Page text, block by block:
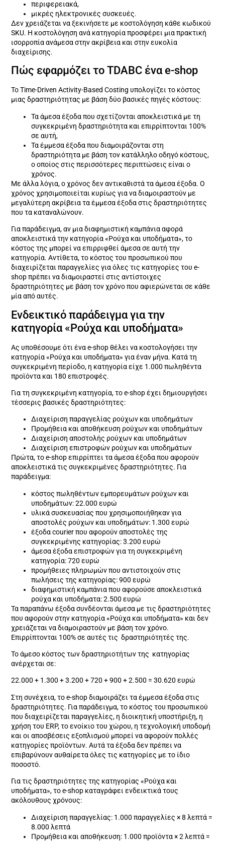
περιφερειακά,
μικρές ηλεκτρονικές συσκευές.
Δεν χρειάζεται να ξεκινήσετε με κοστολόγηση κάθε κωδικού
SKU. Η κοστολόγηση ανά κατηγορία προσφέρει μια πρακτική
ισορροπία ανάμεσα στην ακρίβεια και στην ευκολία
διαχείρισης.
Πώς εφαρμόζει το TDABC ένα e-shop
Το Time-Driven Activity-Based Costing υπολογίζει το κόστος
μιας δραστηριότητας με βάση δύο βασικές πηγές κόστους:
Τα άμεσα έξοδα που σχετίζονται αποκλειστικά με τη
συγκεκριμένη δραστηριότητα και επιρρίπτονται 100%
σε αυτή,
Τα έμμεσα έξοδα που διαμοιράζονται στη
δραστηριότητα με βάση τον κατάλληλο οδηγό κόστους,
ο οποίος στις περισσότερες περιπτώσεις είναι ο
χρόνος.
Με άλλα λόγια, ο χρόνος δεν αντικαθιστά τα άμεσα έξοδα. Ο
χρόνος χρησιμοποιείται κυρίως για να διαμοιραστούν με
μεγαλύτερη ακρίβεια τα έμμεσα έξοδα στις δραστηριότητες
που τα καταναλώνουν.
Για παράδειγμα, αν μια διαφημιστική καμπάνια αφορά
αποκλειστικά την κατηγορία «Ρούχα και υποδήματα», το
κόστος της μπορεί να επιρριφθεί άμεσα σε αυτή την
κατηγορία. Αντίθετα, το κόστος του προσωπικού που
διαχειρίζεται παραγγελίες για όλες τις κατηγορίες του e-
shop πρέπει να διαμοιραστεί στις αντίστοιχες
δραστηριότητες με βάση τον χρόνο που αφιερώνεται σε κάθε
μία από αυτές.
Ενδεικτικό παράδειγμα για την
κατηγορία «Ρούχα και υποδήματα»
Ας υποθέσουμε ότι ένα e-shop θέλει να κοστολογήσει την
κατηγορία «Ρούχα και υποδήματα» για έναν μήνα. Κατά τη
συγκεκριμένη περίοδο, η κατηγορία είχε 1.000 πωληθέντα
προϊόντα και 180 επιστροφές.
Για τη συγκεκριμένη κατηγορία, το e-shop έχει δημιουργήσει
τέσσερις βασικές δραστηριότητες:
Διαχείριση παραγγελίας ρούχων και υποδημάτων
Προμήθεια και αποθήκευση ρούχων και υποδημάτων
Διαχείριση αποστολής ρούχων και υποδημάτων
Διαχείριση επιστροφών ρούχων και υποδημάτων
Πρώτα, το e-shop επιρρίπτει τα άμεσα έξοδα που αφορούν
αποκλειστικά τις συγκεκριμένες δραστηριότητες. Για
παράδειγμα:
κόστος πωληθέντων εμπορευμάτων ρούχων και
υποδημάτων: 22.000 ευρώ
υλικά συσκευασίας που χρησιμοποιήθηκαν για
αποστολές ρούχων και υποδημάτων: 1.300 ευρώ
έξοδα courier που αφορούν αποστολές της
συγκεκριμένης κατηγορίας: 3.200 ευρώ
άμεσα έξοδα επιστροφών για τη συγκεκριμένη
κατηγορία: 720 ευρώ
προμήθειες πληρωμών που αντιστοιχούν στις
πωλήσεις της κατηγορίας: 900 ευρώ
διαφημιστική καμπάνια που αφορούσε αποκλειστικά
ρούχα και υποδήματα: 2.500 ευρώ
Τα παραπάνω έξοδα συνδέονται άμεσα με τις δραστηριότητες
που αφορούν στην κατηγορία «Ρούχα και υποδήματα» και δεν
χρειάζεται να διαμοιραστούν με βάση τον χρόνο.
Επιρρίπτονται 100% σε αυτές τις δραστηριότητές της.
Το άμεσο κόστος των δραστηριοτήτων της κατηγορίας
ανέρχεται σε:
22.000 + 1.300 + 3.200 + 720 + 900 + 2.500 = 30.620 ευρώ
Στη συνέχεια, το e-shop διαμοιράζει τα έμμεσα έξοδα στις
δραστηριότητες. Για παράδειγμα, το κόστος του προσωπικού
που διαχειρίζεται παραγγελίες, η διοικητική υποστήριξη, η
χρήση του ERP, το ενοίκιο του χώρου, η τεχνολογική υποδομή
και οι αποσβέσεις εξοπλισμού μπορεί να αφορούν πολλές
κατηγορίες προϊόντων. Αυτά τα έξοδα δεν πρέπει να
επιβαρύνουν αυθαίρετα όλες τις κατηγορίες με το ίδιο
ποσοστό.
Για τις δραστηριότητες της κατηγορίας «Ρούχα και
υποδήματα», το e-shop καταγράφει ενδεικτικά τους
ακόλουθους χρόνους:
Διαχείριση παραγγελίας: 1.000 παραγγελίες × 8 λεπτά =
8.000 λεπτά
Προμήθεια και αποθήκευση: 1.000 προϊόντα × 2 λεπτά =